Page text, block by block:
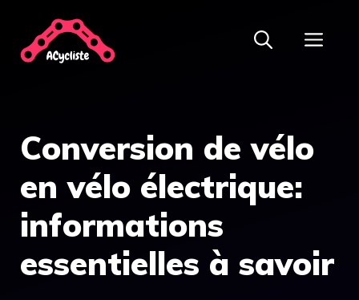
contenu
Conversion de vélo
en vélo électrique:
informations
essentielles à savoir